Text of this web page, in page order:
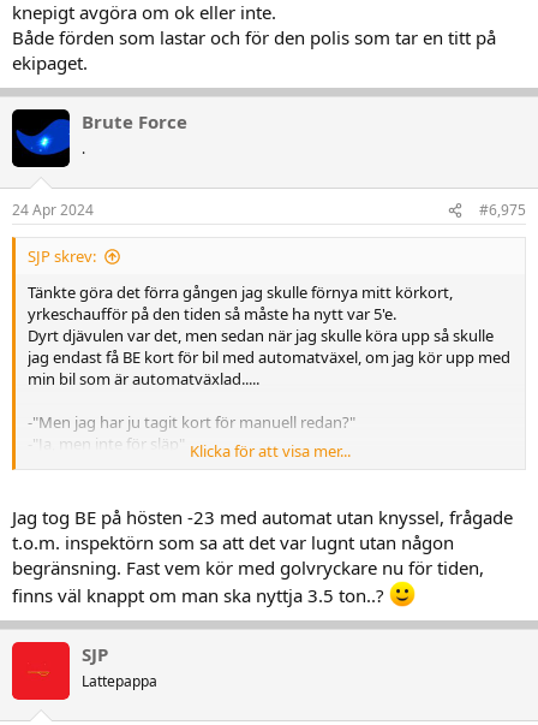
knepigt avgöra om ok eller inte.
Både förden som lastar och för den polis som tar en titt på
ekipaget.
Brute Force
.
24 Apr 2024 #6,975
SJP skrev:
Tänkte göra det förra gången jag skulle förnya mitt körkort,
yrkeschaufför på den tiden så måste ha nytt var 5'e.
Dyrt djävulen var det, men sedan när jag skulle köra upp så skulle
jag endast få BE kort för bil med automatväxel, om jag kör upp med
min bil som är automatväxlad.....
-"Men jag har ju tagit kort för manuell redan?"
-"Ja, men inte för släp"
-"Men jag kör kranbil med splittad låda 8-9 timmar om dagen, och
tror su att om jag stöpslar en bromsad vagn så glömmer jag helt
plötsligt bort var kopplingen sitter?!"
-"Såna är reglerna .."
Satans jubelidioter, böteslappen kostar ändå samma som körkortet,
och har jag inte blivit kollad på 15 år, så är det inte aå ofta den
kostnaden infaller, så på den linjen är det.
Vilk man inte att lagen skall följas så kan man ju bete sig på det
viset....
Klicka för att visa mer...
Jag tog BE på hösten -23 med automat utan knyssel, frågade
t.o.m. inspektörn som sa att det var lugnt utan någon
begränsning. Fast vem kör med golvryckare nu för tiden,
finns väl knappt om man ska nyttja 3.5 ton..?
SJP
Lattepappa